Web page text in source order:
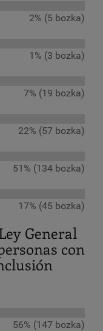
2% (5 bozka)
1% (3 bozka)
7% (19 bozka)
22% (57 bozka)
51% (134 bozka)
17% (45 bozka)
General
con
56% (147 bozka)